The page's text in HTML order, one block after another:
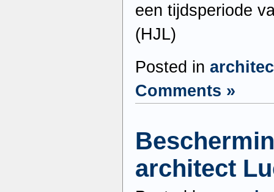
een tijdsperiode
(HJL)
Posted in
Comments »
architect